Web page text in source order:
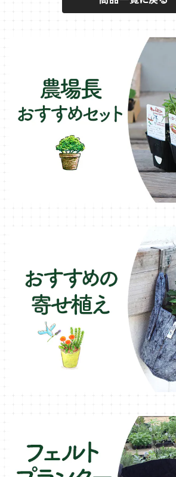
キュウリのコンパニオン
イチゴをおいしく育てたい
タイム・ハーブ苗
マロウ・ハーブ苗
ヒソップ・ハーブ苗
オレガノ・ハーブ苗
ラベンダー・ハーブ苗
ローズマリー・ハーブ苗
ガーデンベジタ・イタリア野菜
樹脂製 / プラ製プランター
ファイバー製プランター
ブリキ製プランター
オーニング
シェード
テーブル・チェア・ベンチ